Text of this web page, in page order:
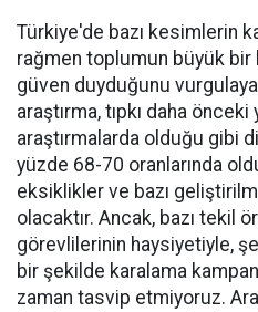
Türkiye'de bazı kesimlerin
rağmen toplumun büyük
güven duyduğunu
araştırma, tıpkı daha önceki
araştırmalarda olduğu gibi
yüzde 68-70 oranlarında
eksiklikler ve bazı
olacaktır. Ancak, bazı tekil
görevlilerinin haysiyetiyle,
bir şekilde karalama
zaman tasvip etmiyoruz.